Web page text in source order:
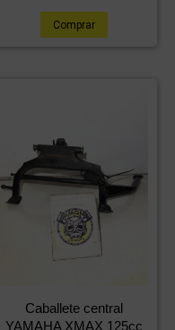
Comprar
Caballete central
YAMAHA XMAX 125cc